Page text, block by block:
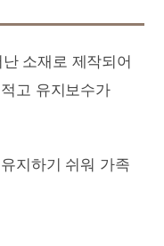
소재로 제작되어
고 유지보수가
지하기 쉬워 가족